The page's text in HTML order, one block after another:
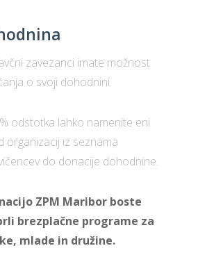
zavezanci imate možnost
o svoji dohodnini.
odstotka lahko namenite eni
organizacij iz seznama
do donacije dohodnine.
ZPM Maribor boste
brezplačne programe za
mlade in družine.